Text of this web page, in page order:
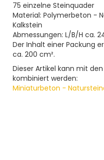
75 einzelne Steinquader
Material: Polymerbeton -
Kalkstein
Abmessungen: L/B/H ca.
Der Inhalt einer Packung
ca. 200 cm².
Dieser Artikel kann mit
kombiniert werden:
Miniaturbeton -